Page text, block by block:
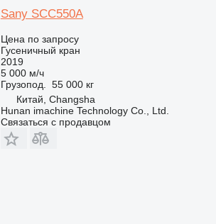
Sany SCC550A
Цена по запросу
Гусеничный кран
2019
5 000 м/ч
Грузопод.
55 000 кг
Китай, Changsha
Hunan imachine Technology Co., Ltd.
Связаться с продавцом